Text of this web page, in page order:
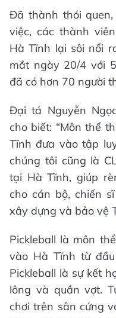
Đã thành thói
việc, các thành
Hà Tĩnh lại sôi nổi
mắt ngày 20/4 với
đã có hơn 70 người
Đại tá Nguyễn
cho biết: “Môn thể
Tĩnh đưa vào tập
chúng tôi cũng là
tại Hà Tĩnh, giúp
cho cán bộ, chiến
xây dựng và bảo vệ
Pickleball là môn
vào Hà Tĩnh từ
Pickleball là sự kết
lông và quần vợt.
chơi trên sân cứng